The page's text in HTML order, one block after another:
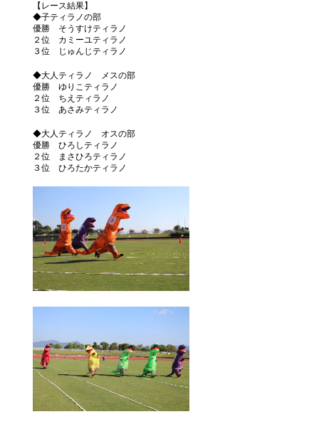
【レース結果】
◆子ティラノの部
優勝 そうすけティラノ
２位 カミーユティラノ
３位 じゅんじティラノ
◆大人ティラノ メスの部
優勝 ゆりこティラノ
２位 ちえティラノ
３位 あさみティラノ
◆大人ティラノ オスの部
優勝 ひろしティラノ
２位 まさひろティラノ
３位 ひろたかティラノ